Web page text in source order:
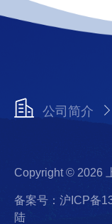
公司简介
Copyright © 2026
备案号：沪ICP备
陆